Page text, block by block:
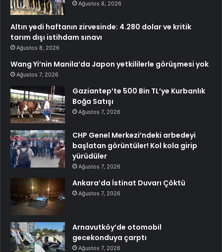
Ağustos 8, 2026
Altın yedi haftanın zirvesinde: 4.280 dolar ve kritik
tarım dışı istihdam sınavı
Ağustos 8, 2026
Wang Yi’nin Manila’da Japon yetkililerle görüşmesi yok
Ağustos 7, 2026
Gaziantep’te 500 Bin TL’ye Kurbanlık
Boğa Satışı
Ağustos 7, 2026
CHP Genel Merkezi’ndeki arbedeyi
başlatan görüntüler! Kol kola girip
yürüdüler
Ağustos 7, 2026
Ankara’da İstinat Duvarı Çöktü
Ağustos 7, 2026
Arnavutköy’de otomobil
gecekonduya çarptı
Ağustos 7, 2026